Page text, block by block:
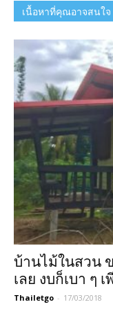
เนื้อหาที่คุณอาจสนใจ
บ้านไม้ในสวน
เลย งบก็เบา ๆ
Thailetgo - 17/03/2018